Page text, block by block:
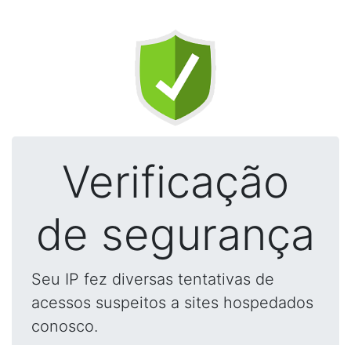
Verificação
de segurança
Seu IP fez diversas tentativas de
acessos suspeitos a sites hospedados
conosco.